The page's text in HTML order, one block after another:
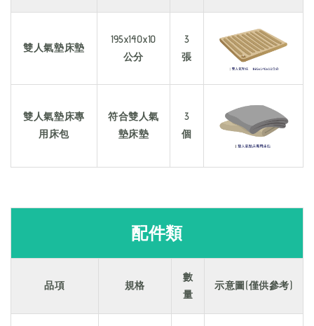
雙人氣墊床墊
195x140x10
公分
3
張
雙人氣墊床專
用床包
符合雙人氣
墊床墊
3
個
配件類
品項 規格
數
量
示意圖(僅供參考)